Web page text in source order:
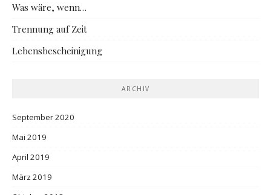
Was wäre, wenn…
Trennung auf Zeit
Lebensbescheinigung
ARCHIV
September 2020
Mai 2019
April 2019
März 2019